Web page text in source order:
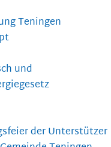
Teningen
und
der Unterstützer